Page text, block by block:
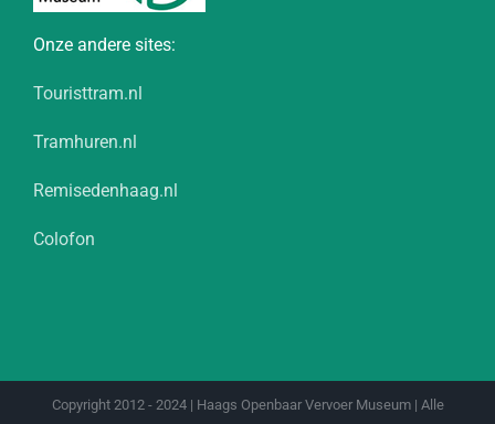
Onze andere sites:
Touristtram.nl
Tramhuren.nl
Remisedenhaag.nl
Colofon
Copyright 2012 - 2024 | Haags Openbaar Vervoer Museum | Alle